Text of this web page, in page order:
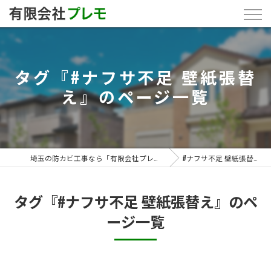
タグ『#ナフサ不足 壁紙張替
え』のページ一覧
#ナフサ不足 壁紙張替え
タグ『#ナフサ不足 壁紙張替え』のペ
ージ一覧